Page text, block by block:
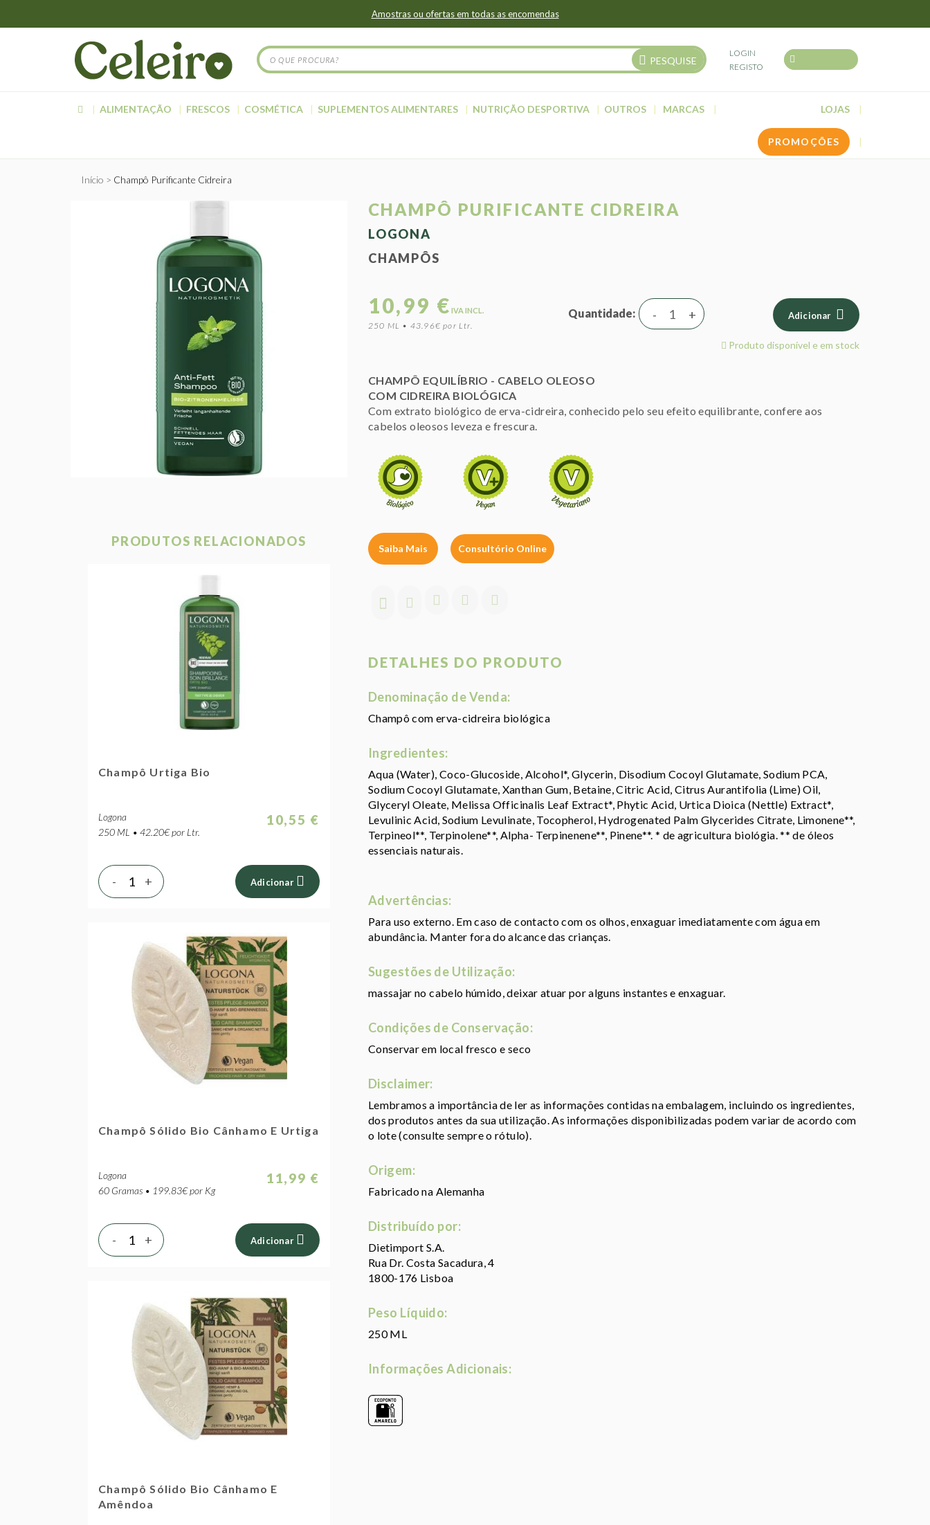
Amostras ou ofertas em todas as encomendas
PESQUISE
LOGIN
REGISTO
ALIMENTAÇÃO FRESCOS COSMÉTICA SUPLEMENTOS ALIMENTARES NUTRIÇÃO DESPORTIVA OUTROS MARCAS LOJAS
PROMOÇÕES
Início Champô Purificante Cidreira
CHAMPÔ PURIFICANTE CIDREIRA
LOGONA
CHAMPÔS
10,99 € IVA INCL.
250 ML • 43.96€ por Ltr.
Quantidade +
- Adicionar
Produto disponível e em stock
CHAMPÔ EQUILÍBRIO - CABELO OLEOSO
COM CIDREIRA BIOLÓGICA
Com extrato biológico de erva-cidreira, conhecido pelo seu efeito equilibrante, confere aos
cabelos oleosos leveza e frescura.
Saiba Mais Consultório Online
DETALHES DO PRODUTO
Denominação de Venda:
Champô com erva-cidreira biológica
Ingredientes:
Aqua (Water), Coco-Glucoside, Alcohol*, Glycerin, Disodium Cocoyl Glutamate, Sodium PCA,
Sodium Cocoyl Glutamate, Xanthan Gum, Betaine, Citric Acid, Citrus Aurantifolia (Lime) Oil,
Glyceryl Oleate, Melissa Officinalis Leaf Extract*, Phytic Acid, Urtica Dioica (Nettle) Extract*,
Levulinic Acid, Sodium Levulinate, Tocopherol, Hydrogenated Palm Glycerides Citrate, Limonene**,
Terpineol**, Terpinolene**, Alpha- Terpinenene**, Pinene**. * de agricultura biológia. ** de óleos
essenciais naturais.
Advertências:
Para uso externo. Em caso de contacto com os olhos, enxaguar imediatamente com água em
abundância. Manter fora do alcance das crianças.
Sugestões de Utilização:
massajar no cabelo húmido, deixar atuar por alguns instantes e enxaguar.
Condições de Conservação:
Conservar em local fresco e seco
Disclaimer:
Lembramos a importância de ler as informações contidas na embalagem, incluindo os ingredientes,
dos produtos antes da sua utilização. As informações disponibilizadas podem variar de acordo com
o lote (consulte sempre o rótulo).
Origem:
Fabricado na Alemanha
Distribuído por:
Dietimport S.A.
Rua Dr. Costa Sacadura, 4
1800-176 Lisboa
Peso Líquido:
250 ML
Informações Adicionais:
PRODUTOS RELACIONADOS
Champô Urtiga Bio
Logona
250 ML • 42.20€ por Ltr.
10,55 €
+
- Adicionar
Champô Sólido Bio Cânhamo E Urtiga
Logona
60 Gramas • 199.83€ por Kg
11,99 €
+
- Adicionar
Champô Sólido Bio Cânhamo E
Amêndoa